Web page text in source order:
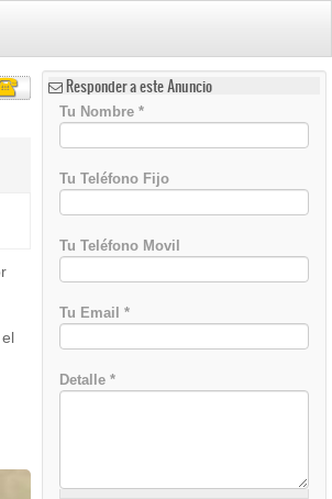
Responder a este Anuncio
Tu Nombre*
Tu Teléfono Fijo
Tu Teléfono Movil
Tu Email*
Detalle*